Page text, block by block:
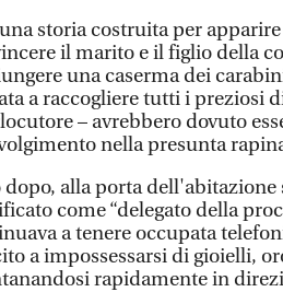
storia costruita per
il marito e il figlio della
una caserma dei
a raccogliere tutti i preziosi
– avrebbero dovuto
nella presunta
dopo, alla porta dell'abitazione
come “delegato della
a tenere occupata
a impossessarsi di gioielli,
rapidamente in